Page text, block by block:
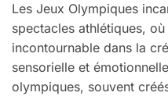
Les Jeux Olympiques
spectacles athlétiques,
incontournable dans la
sensorielle et
olympiques, souvent